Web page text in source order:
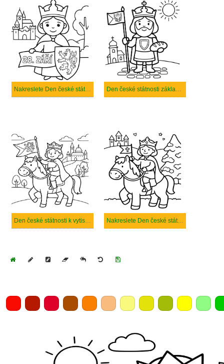
Nakreslete Den české státnosti pro děti Den české státnosti základní tisknutelné
Den české státnosti k vytisknutí zdarma Nakreslete Den české státnosti snadný tisknutelné